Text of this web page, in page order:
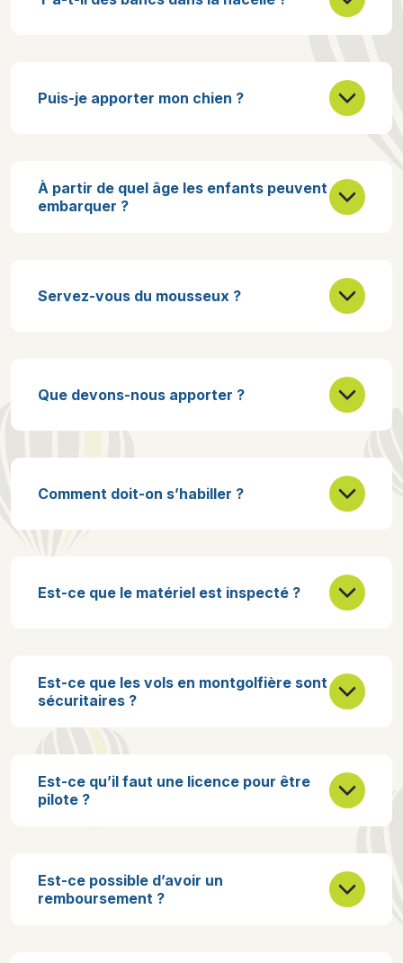
Puis-je apporter mon chien ?
À partir de quel âge les enfants peuvent
embarquer ?
Servez-vous du mousseux ?
Que devons-nous apporter ?
Comment doit-on s’habiller ?
Est-ce que le matériel est inspecté ?
Est-ce que les vols en montgolfière sont
sécuritaires ?
Est-ce qu’il faut une licence pour être
pilote ?
Est-ce possible d’avoir un
remboursement ?